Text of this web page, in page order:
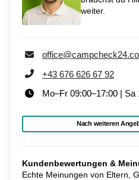
weiter.
+43 676 626 67 92
Mo–Fr 09:00–17:00 | Sa
Nach weiteren
Kundenbewertungen &
Echte Meinungen von Eltern,